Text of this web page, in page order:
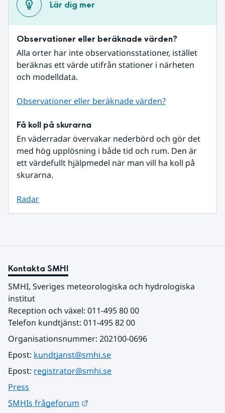
Lär dig mer
Observationer eller beräknade värden?
Alla orter har inte observationsstationer, istället
beräknas ett värde utifrån stationer i närheten
och modelldata.
Observationer eller beräknade värden?
Få koll på skurarna
En väderradar övervakar nederbörd och gör det
med hög upplösning i både tid och rum. Den är
ett värdefullt hjälpmedel när man vill ha koll på
skurarna.
Radar
Kontakta SMHI
SMHI, Sveriges meteorologiska och hydrologiska
institut
Reception och växel: 011-495 80 00
Telefon kundtjänst: 011-495 82 00
Organisationsnummer: 202100-0696
Epost: kundtjanst@smhi.se
Epost: registrator@smhi.se
Press
SMHIs frågeforum